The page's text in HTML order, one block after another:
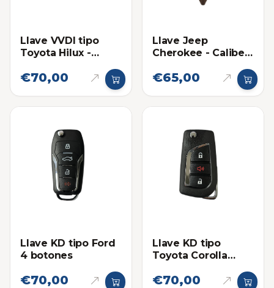
Llave VVDI tipo
Toyota Hilux -
€70,00
Llave Jeep
Cherokee - Caliber
€65,00
Llave KD tipo Ford
4 botones
€70,00
Llave KD tipo
Toyota Corolla
€70,00